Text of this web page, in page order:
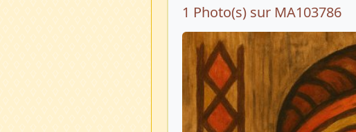
1 Photo(s) sur MA103786